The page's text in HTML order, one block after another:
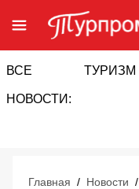
ВСЕ
НОВОСТИ:
ТУРИЗМ
Главная / Новости /